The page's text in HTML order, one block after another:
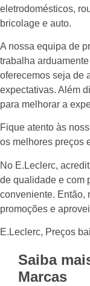
eletrodomésticos,
bricolage e auto.
A nossa equipa de
trabalha
oferecemos seja de
expectativas. Além
para melhorar a
Fique atento às
os melhores preços
No E.Leclerc,
de qualidade e com
conveniente. Então,
promoções e
E.Leclerc, Preços
Saiba
Marcas